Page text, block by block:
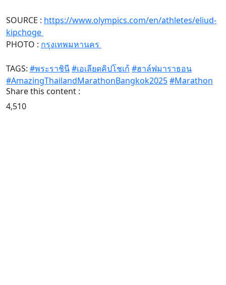
SOURCE : https://www.olympics.com/en/athletes/eliud-
kipchoge
PHOTO : กรุงเทพมหานคร
TAGS: #พระราชินี#เอเลียดคิปโชเก้#ฮาล์ฟมาราธอน
#AmazingThailandMarathonBangkok2025#Marathon
Share this content :
4,510